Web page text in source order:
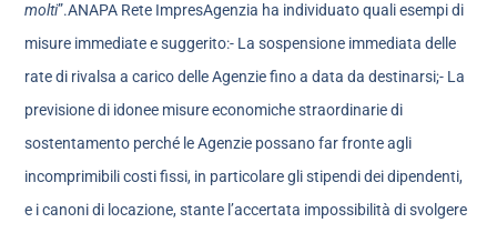
molti”.ANAPA Rete ImpresAgenzia ha individuato quali esempi di
misure immediate e suggerito:- La sospensione immediata delle
rate di rivalsa a carico delle Agenzie fino a data da destinarsi;- La
previsione di idonee misure economiche straordinarie di
sostentamento perché le Agenzie possano far fronte agli
incomprimibili costi fissi, in particolare gli stipendi dei dipendenti,
e i canoni di locazione, stante l’accertata impossibilità di svolgere